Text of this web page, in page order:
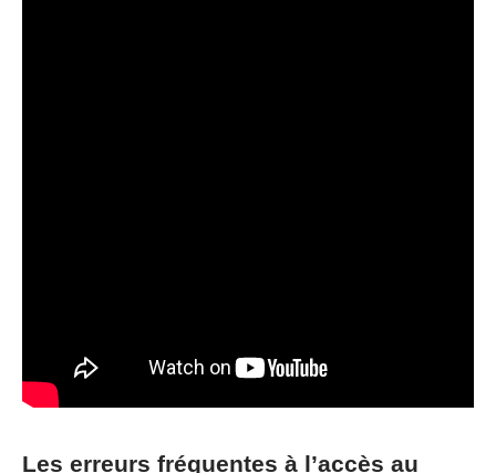
Les erreurs fréquentes à l’accès au